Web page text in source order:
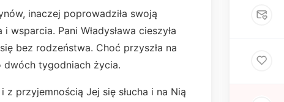
inaczej poprowadziła swoją
wsparcia. Pani Władysława cieszyła
bez rodzeństwa. Choć przyszła na
dwóch tygodniach życia.
przyjemnością Jej się słucha i na Nią